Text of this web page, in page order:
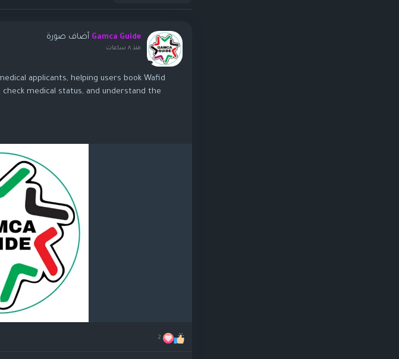
Gamca Guide أضاف صورة
منذ ٨ ساعات
applicants, helping users book Wafid
medical status, and understand the
2